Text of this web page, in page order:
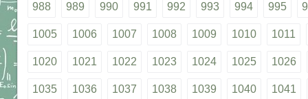
988 989 990 991 992 993 994 995
1005 1006 1007 1008 1009 1010 1011
1020 1021 1022 1023 1024 1025 1026
1035 1036 1037 1038 1039 1040 1041